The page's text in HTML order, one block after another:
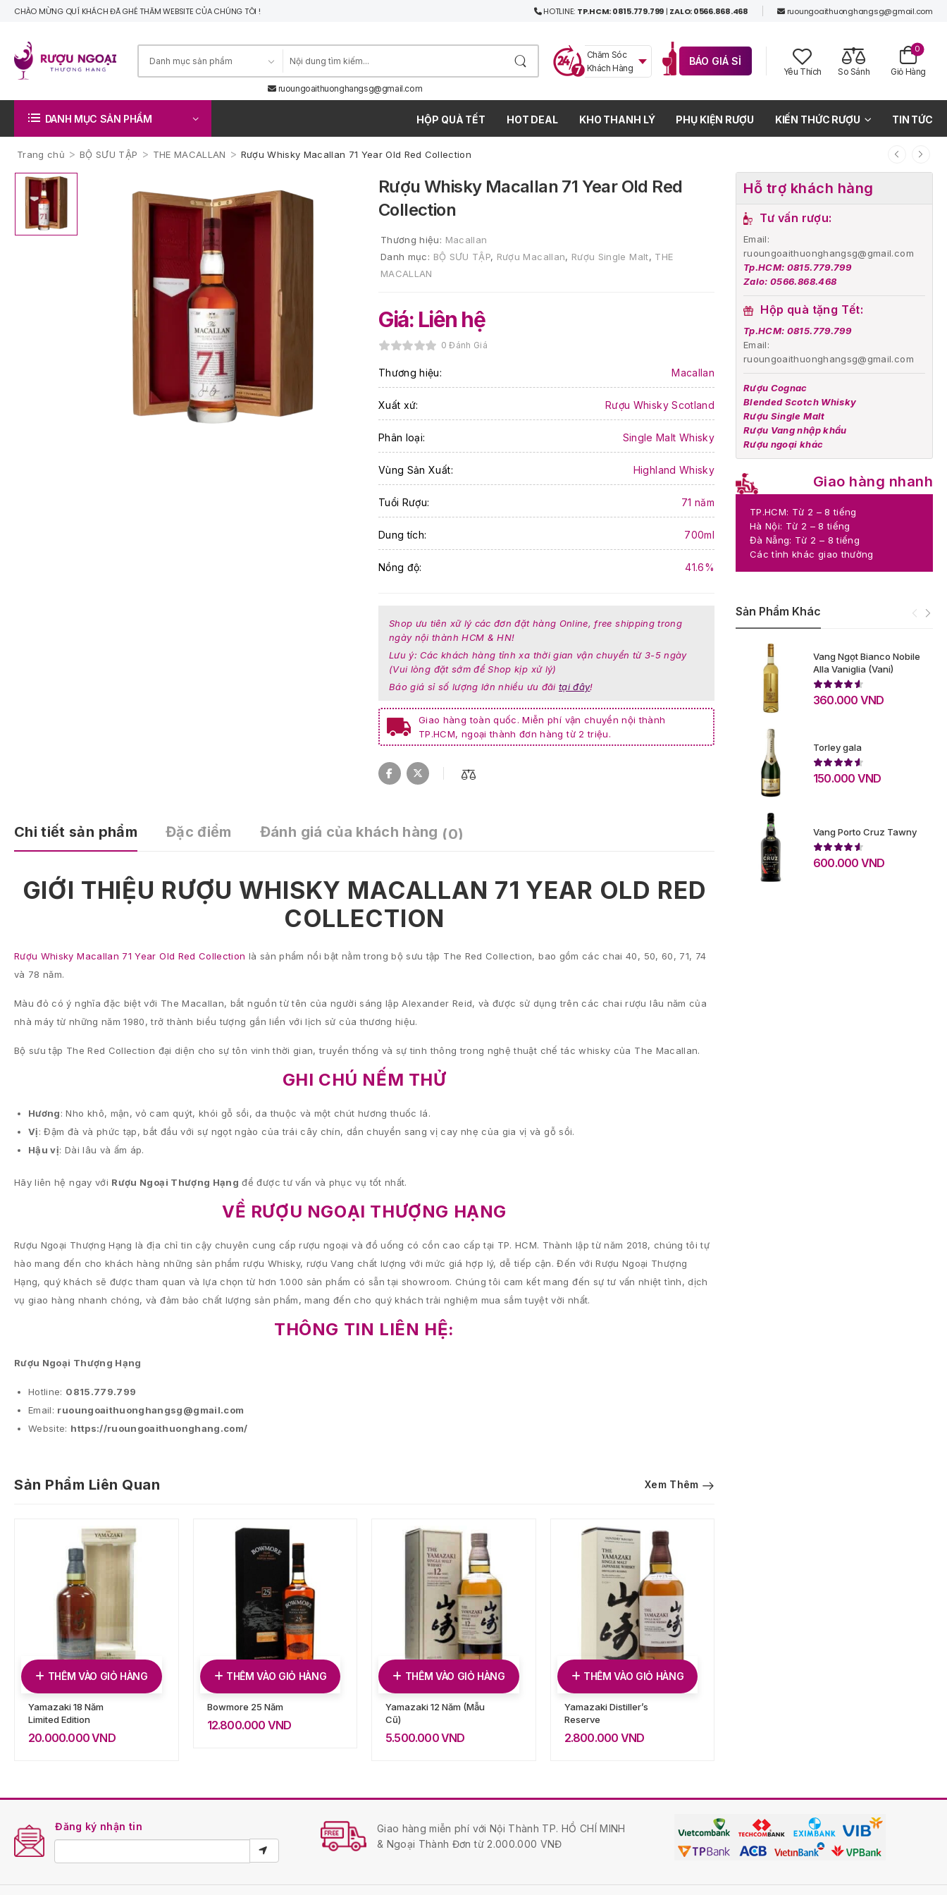
CHÀO MỪNG QUÍ KHÁCH ĐÃ GHÉ THĂM WEBSITE CỦA CHÚNG TÔI ! HOTLINE: TP.HCM: 0815.779.799 | ZALO: 0566.868.468 ruoungoaithuonghangsg@gmail.com
ruoungoaithuonghangsg@gmail.com
BÁO GIÁ SỈ
Chăm Sóc
Khách Hàng
Yêu Thích So Sánh Giỏ Hàng
0
DANH MỤC SẢN PHẨM HỘP QUÀ TẾT HOT DEAL KHO THANH LÝ PHỤ KIỆN RƯỢU KIẾN THỨC RƯỢU TIN TỨC
Trang chủ > BỘ SƯU TẬP > THE MACALLAN > Rượu Whisky Macallan 71 Year Old Red Collection
Hỗ trợ khách hàng
Tư vấn rượu:
Email:
ruoungoaithuonghangsg@gmail.com
Tp.HCM: 0815.779.799
Zalo: 0566.868.468
Hộp quà tặng Tết:
Tp.HCM: 0815.779.799
Email:
ruoungoaithuonghangsg@gmail.com
Rượu Cognac
Blended Scotch Whisky
Rượu Single Malt
Rượu Vang nhập khẩu
Rượu ngoại khác
Giao hàng nhanh
TP.HCM: Từ 2 – 8 tiếng
Hà Nội: Từ 2 – 8 tiếng
Đà Nẵng: Từ 2 – 8 tiếng
Các tỉnh khác giao thường
Sản Phẩm Khác
Vang Ngọt Bianco Nobile
Alla Vaniglia (Vani)
360.000 VND
Torley gala
150.000 VND
Vang Porto Cruz Tawny
600.000 VND
Rượu Whisky Macallan 71 Year Old Red
Collection
Thương hiệu: Macallan
Danh mục: BỘ SƯU TẬP, Rượu Macallan, Rượu Single Malt, THE
MACALLAN
Giá: Liên hệ
0 Đánh Giá
Thương hiệu: Macallan
Xuất xứ: Rượu Whisky Scotland
Phân loại: Single Malt Whisky
Vùng Sản Xuất: Highland Whisky
Tuổi Rượu: 71 năm
Dung tích: 700ml
Nồng độ: 41.6%
Shop ưu tiên xữ lý các đơn đặt hàng Online, free shipping trong
ngày nội thành HCM & HN!
Lưu ý: Các khách hàng tỉnh xa thời gian vận chuyển từ 3-5 ngày
(Vui lòng đặt sớm để Shop kịp xử lý)
Báo giá sỉ số lượng lớn nhiều ưu đãi tại đây!
Giao hàng toàn quốc. Miễn phí vận chuyển nội thành
TP.HCM, ngoại thành đơn hàng từ 2 triệu.
Chi tiết sản phẩm Đặc điểm Đánh giá của khách hàng (0)
GIỚI THIỆU RƯỢU WHISKY MACALLAN 71 YEAR OLD RED
COLLECTION
Rượu Whisky Macallan 71 Year Old Red Collection là sản phẩm nổi bật nằm trong bộ sưu tập The Red Collection, bao gồm các chai 40, 50, 60, 71, 74
và 78 năm.
Màu đỏ có ý nghĩa đặc biệt với The Macallan, bắt nguồn từ tên của người sáng lập Alexander Reid, và được sử dụng trên các chai rượu lâu năm của
nhà máy từ những năm 1980, trở thành biểu tượng gắn liền với lịch sử của thương hiệu.
Bộ sưu tập The Red Collection đại diện cho sự tôn vinh thời gian, truyền thống và sự tinh thông trong nghệ thuật chế tác whisky của The Macallan.
GHI CHÚ NẾM THỬ
Hương: Nho khô, mận, vỏ cam quýt, khói gỗ sồi, da thuộc và một chút hương thuốc lá.
Vị: Đậm đà và phức tạp, bắt đầu với sự ngọt ngào của trái cây chín, dần chuyển sang vị cay nhẹ của gia vị và gỗ sồi.
Hậu vị: Dài lâu và ấm áp.
Hãy liên hệ ngay với Rượu Ngoại Thượng Hạng để được tư vấn và phục vụ tốt nhất.
VỀ RƯỢU NGOẠI THƯỢNG HẠNG
Rượu Ngoại Thượng Hạng là địa chỉ tin cậy chuyên cung cấp rượu ngoại và đồ uống có cồn cao cấp tại TP. HCM. Thành lập từ năm 2018, chúng tôi tự
hào mang đến cho khách hàng những sản phẩm rượu Whisky, rượu Vang chất lượng với mức giá hợp lý, dễ tiếp cận. Đến với Rượu Ngoại Thượng
Hạng, quý khách sẽ được tham quan và lựa chọn từ hơn 1.000 sản phẩm có sẵn tại showroom. Chúng tôi cam kết mang đến sự tư vấn nhiệt tình, dịch
vụ giao hàng nhanh chóng, và đảm bảo chất lượng sản phẩm, mang đến cho quý khách trải nghiệm mua sắm tuyệt vời nhất.
THÔNG TIN LIÊN HỆ:
Rượu Ngoại Thượng Hạng
Hotline: 0815.779.799
Email: ruoungoaithuonghangsg@gmail.com
Website: https://ruoungoaithuonghang.com/
Sản Phẩm Liên Quan Xem Thêm
THÊM VÀO GIỎ HÀNG
Yamazaki 18 Năm
Limited Edition
20.000.000VND
THÊM VÀO GIỎ HÀNG
Bowmore 25 Năm
12.800.000 VND
THÊM VÀO GIỎ HÀNG
Yamazaki 12 Năm (Mẫu
Cũ)
5.500.000VND
THÊM VÀO GIỎ HÀNG
Yamazaki Distiller’s
Reserve
2.800.000 VND
Đăng ký nhận tin
Giao hàng miễn phí với Nội Thành TP. HỒ CHÍ MINH
& Ngoại Thành Đơn từ 2.000.000 VNĐ